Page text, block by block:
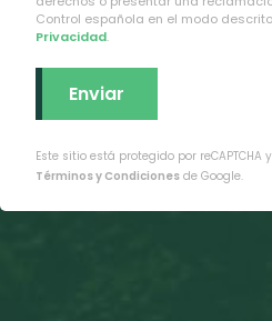
Control española en el modo
Privacidad.
Este sitio está protegido por reCAPTCHA
Términos y Condiciones de Google.